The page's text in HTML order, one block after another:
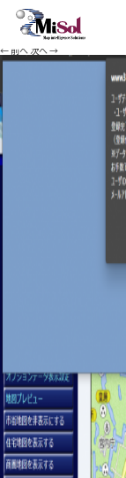
date6
2022年10月3日
← 前へ 次へ →